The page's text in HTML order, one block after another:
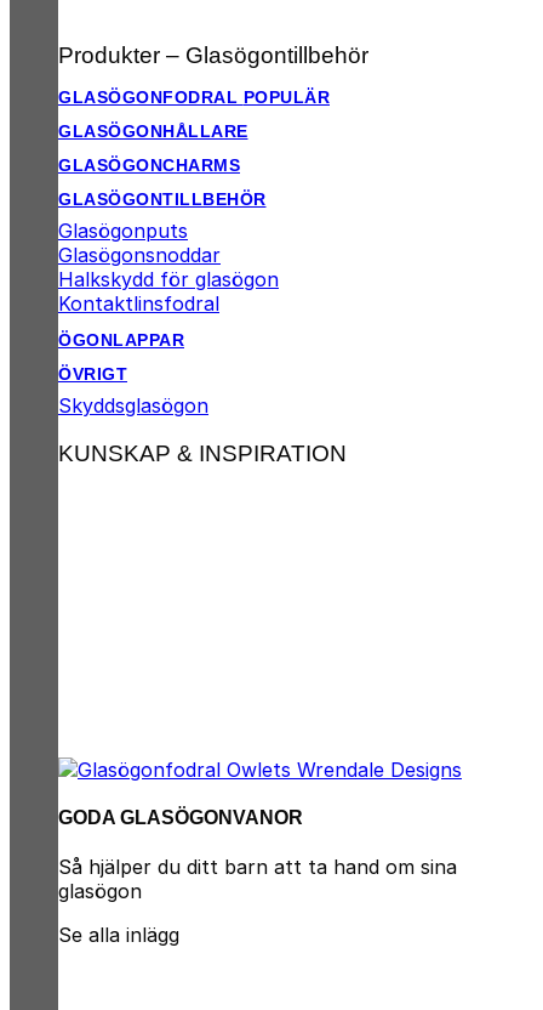
Produkter – Glasögontillbehör
GLASÖGONFODRAL
GLASÖGONHÅLLARE
GLASÖGONCHARMS
GLASÖGONTILLBEHÖR
Glasögonputs
Glasögonsnoddar
Halkskydd för glasögon
Kontaktlinsfodral
ÖGONLAPPAR
ÖVRIGT
Skyddsglasögon
KUNSKAP & INSPIRATION
GODA GLASÖGONVANOR
Så hjälper du ditt barn att ta hand om sina
glasögon
Se alla inlägg